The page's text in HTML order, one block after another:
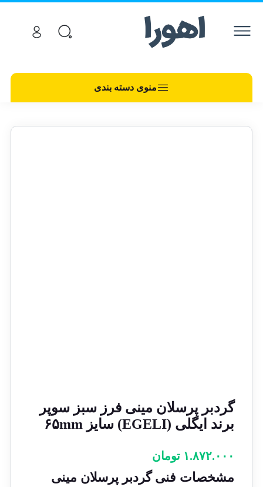
منوی دسته بندی
گردبر پرسلان مینی فرز سبز سوپر
برند ایگلی (EGELI) سایز ۶۵mm
۱.۸۷۲.۰۰۰ تومان
مشخصات فنی گردبر پرسلان مینی